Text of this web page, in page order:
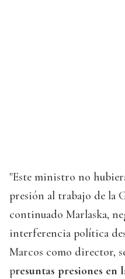
"Este ministro no
presión al trabajo de la
continuado Marlaska,
interferencia política
Marcos como director,
presuntas presiones en